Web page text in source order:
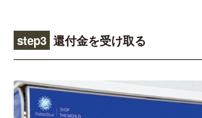
step3 還付金を受け取る